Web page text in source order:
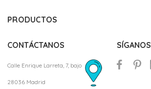
PRODUCTOS
CONTÁCTANOS
Calle Enrique Larreta, 7, bajo
28036 Madrid
SÍGANOS